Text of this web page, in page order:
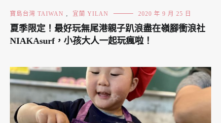
寶島台灣 TAIWAN , 宜蘭 YILAN 2020 年 9 月 25 日
夏季限定！最好玩無尾港親子趴浪盡在嶺腳衝浪社
NIAKAsurf，小孩大人一起玩瘋啦！